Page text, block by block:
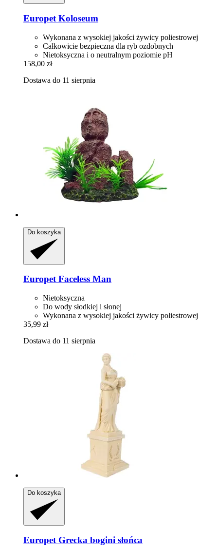
Europet Koloseum
Wykonana z wysokiej jakości żywicy poliestrowej
Całkowicie bezpieczna dla ryb ozdobnych
Nietoksyczna i o neutralnym poziomie pH
158,00 zł
Dostawa do 11 sierpnia
Do koszyka
EuropetFaceless Man
Nietoksyczna
Do wody słodkiej i słonej
Wykonana z wysokiej jakości żywicy poliestrowej
35,99 zł
Dostawa do 11 sierpnia
Do koszyka
Europet Grecka bogini słońca